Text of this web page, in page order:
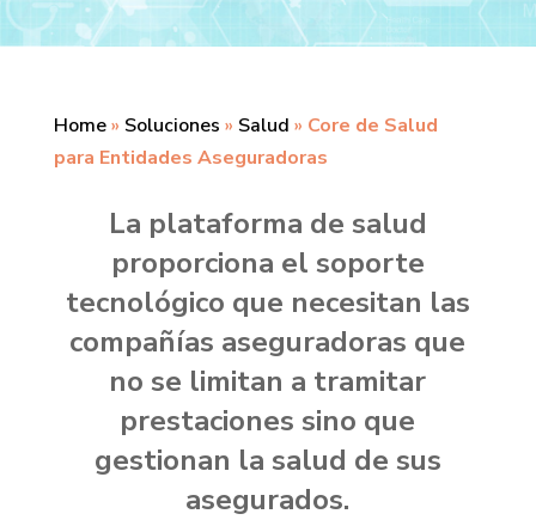
Home» Soluciones » Salud » Core de Salud
para Entidades Aseguradoras
La plataforma de salud
proporciona el soporte
tecnológico que necesitan las
compañías aseguradoras que
no se limitan a tramitar
prestaciones sino que
gestionan la salud de sus
asegurados.